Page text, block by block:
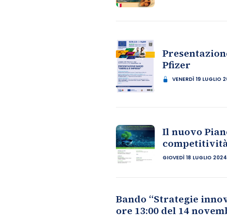
Pfizer
VENERDÌ 19 LUGLIO
Il nuovo
GIOVEDÌ 18 LUGLIO 2024
Bando “Strategie
ore 13:00 del 14